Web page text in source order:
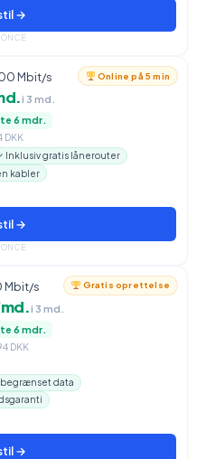
→
Online på 5 min
Mbit/s
i 3 md.
6 mdr.
DKK
Inklusiv gratis lånerouter
kabler
→
Gratis oprettelse
Mbit/s
md.i 3 md.
6 mdr.
DKK
data
→